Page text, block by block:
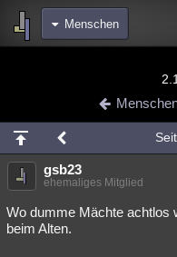
Menschen
Chat Wiki
meine Rubriken
Menschen
Spiritualität
gsb23
ehemaliges Mitglied
Wo dumme Mächte achtlos
beim Alten.